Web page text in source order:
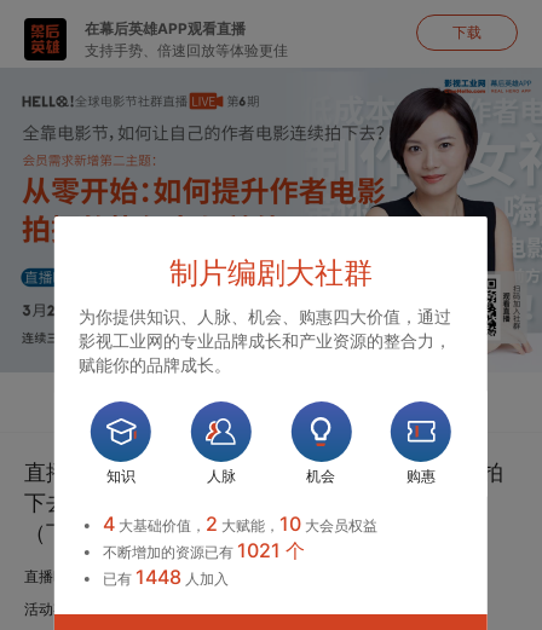
在幕后英雄APP观看直播
支持手势、倍速回放等体验更佳
下载
直播 聊天
直播｜全靠电影节，如何让自己的作者电影连续拍
下去？-彭姗-从零开始：如何提升作者电影拍摄
（下）
直播时间：2020.03.29 15:00-19:00
活动期数：制片编剧大社群 第6期
制片编剧大社群
为你提供知识、人脉、机会、购惠四大价值，通过
影视工业网的专业品牌成长和产业资源的整合力，
赋能你的品牌成长。
知识 人脉 机会 购惠
4大基础价值， 2 大赋能， 10大会员权益
不断增加的资源已有 1021 个
已有 1448 人加入